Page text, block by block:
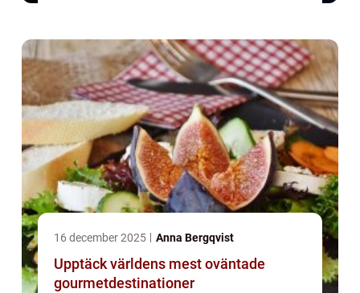
16 december 2025 Anna Bergqvist
Upptäck världens mest oväntade
gourmetdestinationer